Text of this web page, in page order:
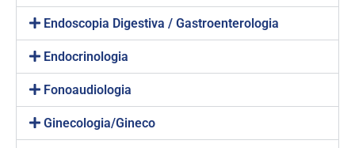
Endoscopia Digestiva / Gastroenterologia
Endocrinologia
Fonoaudiologia
Ginecologia/Gineco